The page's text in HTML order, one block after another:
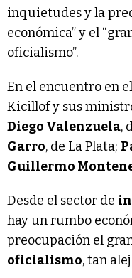
inquietudes y la
económica” y el
oficialismo”.
En el encuentro en
Kicillof y sus
Diego Valenzuela,
Garro, de La Plata;
Guillermo
Desde el sector de
hay un rumbo
preocupación el
oficialismo, tan